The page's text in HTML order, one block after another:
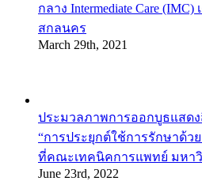
กลาง Intermediate Care
สกลนคร
March 29th, 2021
ประมวลภาพการออกบูธแสด
“การประยุกต์ใช้การรักษาด้ว
ที่คณะเทคนิคการแพทย์ มหา
June 23rd, 2022